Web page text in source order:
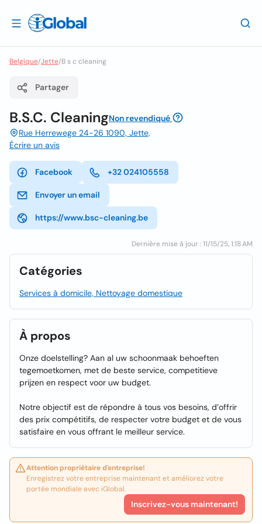
Belgique/Jette/B s c cleaning
Partager
B.S.C. CleaningNon revendiqué
Rue Herrewege 24-26 1090, Jette,
Écrire un avis
Facebook +32 024105558
Envoyer un email
https://www.bsc-cleaning.be
Dernière mise à jour : 11/15/25, 1:18 AM
Catégories
Services à domicile, Nettoyage domestique
À propos
Onze doelstelling? Aan al uw schoonmaak behoeften
tegemoetkomen, met de beste service, competitieve
prijzen en respect voor uw budget.
Notre objectif est de répondre à tous vos besoins, d’offrir
des prix compétitifs, de respecter votre budget et de vous
satisfaire en vous offrant le meilleur service.
Attention propriétaire d'entreprise!
Enregistrez votre entreprise maintenant et améliorez votre
portée mondiale avec iGlobal.
Inscrivez-vous maintenant!